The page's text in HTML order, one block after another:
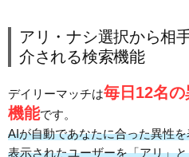
アリ・ナシ選択から相
介される検索機能
デイリーマッチは毎日12名
機能です。
AIが自動であなたに合った異性
表示されたユーザーを「アリ」